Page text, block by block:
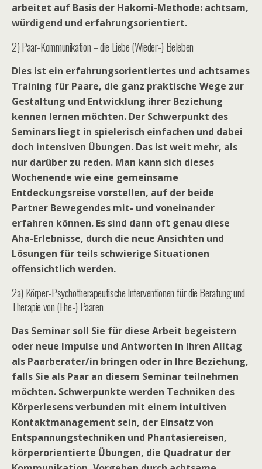
arbeitet auf Basis der Hakomi-Methode: achtsam,
würdigend und erfahrungsorientiert.
2) Paar-Kommunikation – die Liebe (Wieder-) Beleben
Dies ist ein erfahrungsorientiertes und achtsames
Training für Paare, die ganz praktische Wege zur
Gestaltung und Entwicklung ihrer Beziehung
kennen lernen möchten. Der Schwerpunkt des
Seminars liegt in spielerisch einfachen und dabei
doch intensiven Übungen. Das ist weit mehr, als
nur darüber zu reden. Man kann sich dieses
Wochenende wie eine gemeinsame
Entdeckungsreise vorstellen, auf der beide
Partner Bewegendes mit- und voneinander
erfahren können. Es sind dann oft genau diese
Aha-Erlebnisse, durch die neue Ansichten und
Lösungen für teils schwierige Situationen
offensichtlich werden.
2a) Körper-Psychotherapeutische Interventionen für die Beratung und
Therapie von (Ehe-) Paaren
Das Seminar soll Sie für diese Arbeit begeistern
oder neue Impulse und Antworten in Ihren Alltag
als Paarberater/in bringen oder in Ihre Beziehung,
falls Sie als Paar an diesem Seminar teilnehmen
möchten. Schwerpunkte werden Techniken des
Körperlesens verbunden mit einem intuitiven
Kontaktmanagement sein, der Einsatz von
Entspannungstechniken und Phantasiereisen,
körperorientierte Übungen, die Quadratur der